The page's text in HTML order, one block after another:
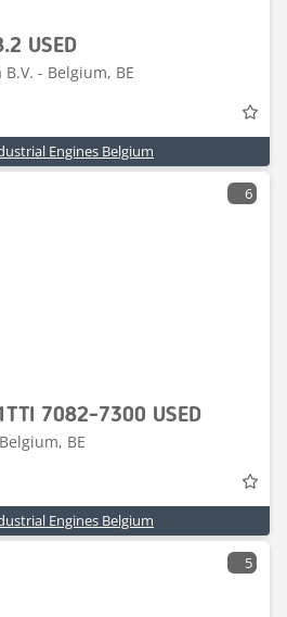
USED
- Belgium, BE
Engines Belgium
6
7082-7300 USED
BE
Engines Belgium
5